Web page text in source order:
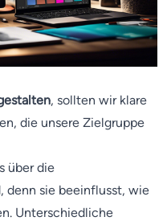
, sollten wir klare
die unsere Zielgruppe
über die
denn sie beeinflusst, wie
Unterschiedliche